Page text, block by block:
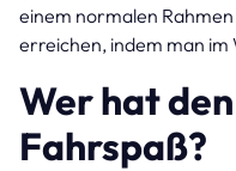
einem normalen
erreichen, indem man
Wer hat
Fahrspaß?